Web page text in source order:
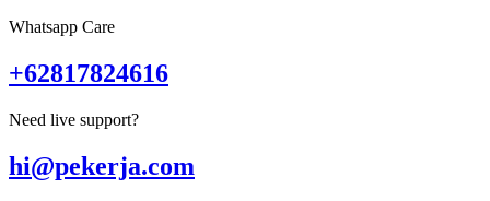
Whatsapp Care
+62817824616
Need live support?
hi@pekerja.com